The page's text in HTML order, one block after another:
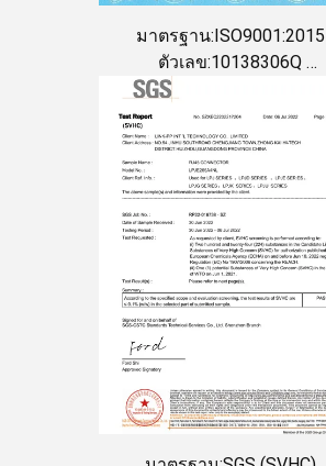
มาตรฐาน:ISO9001:2015
ตัวเลข:10138306Q
วันที่ออก:2022-04-06
วันหมดอายุ:2025-04-05